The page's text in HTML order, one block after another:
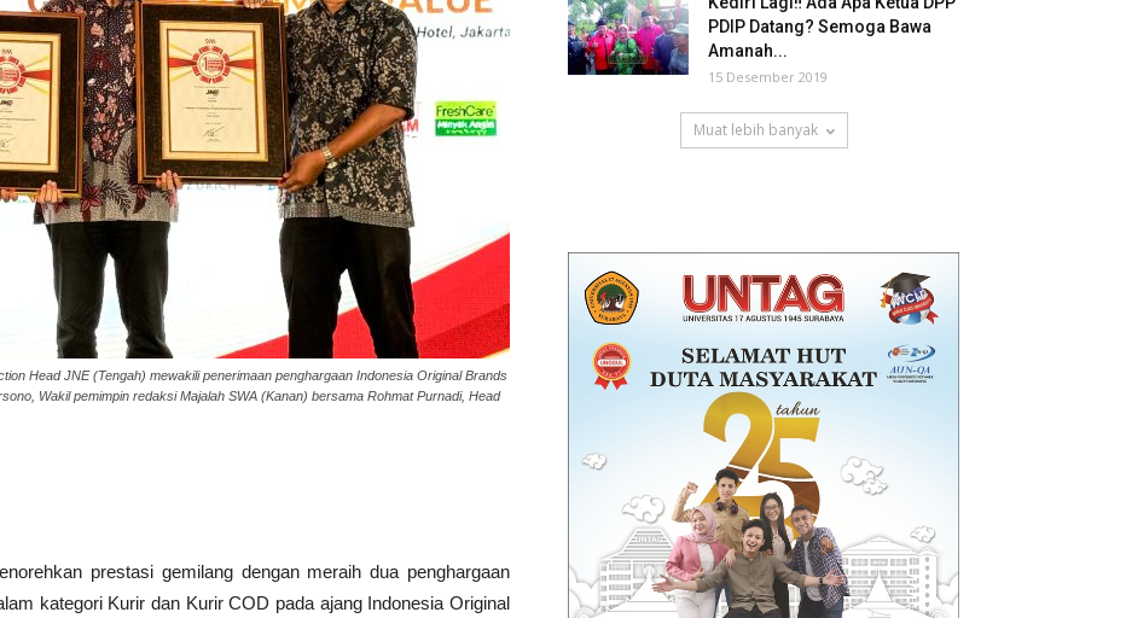
Head JNE (Tengah) mewakili penerimaan penghargaan Indonesia Original Brands
Wakil pemimpin redaksi Majalah SWA (Kanan) bersama Rohmat Purnadi, Head
prestasi gemilang dengan meraih dua penghargaan
kategori Kurir dan Kurir COD pada ajang Indonesia Original
PDIP Datang? Semoga Bawa
Amanah...
15 Desember 2019
Muat lebih banyak